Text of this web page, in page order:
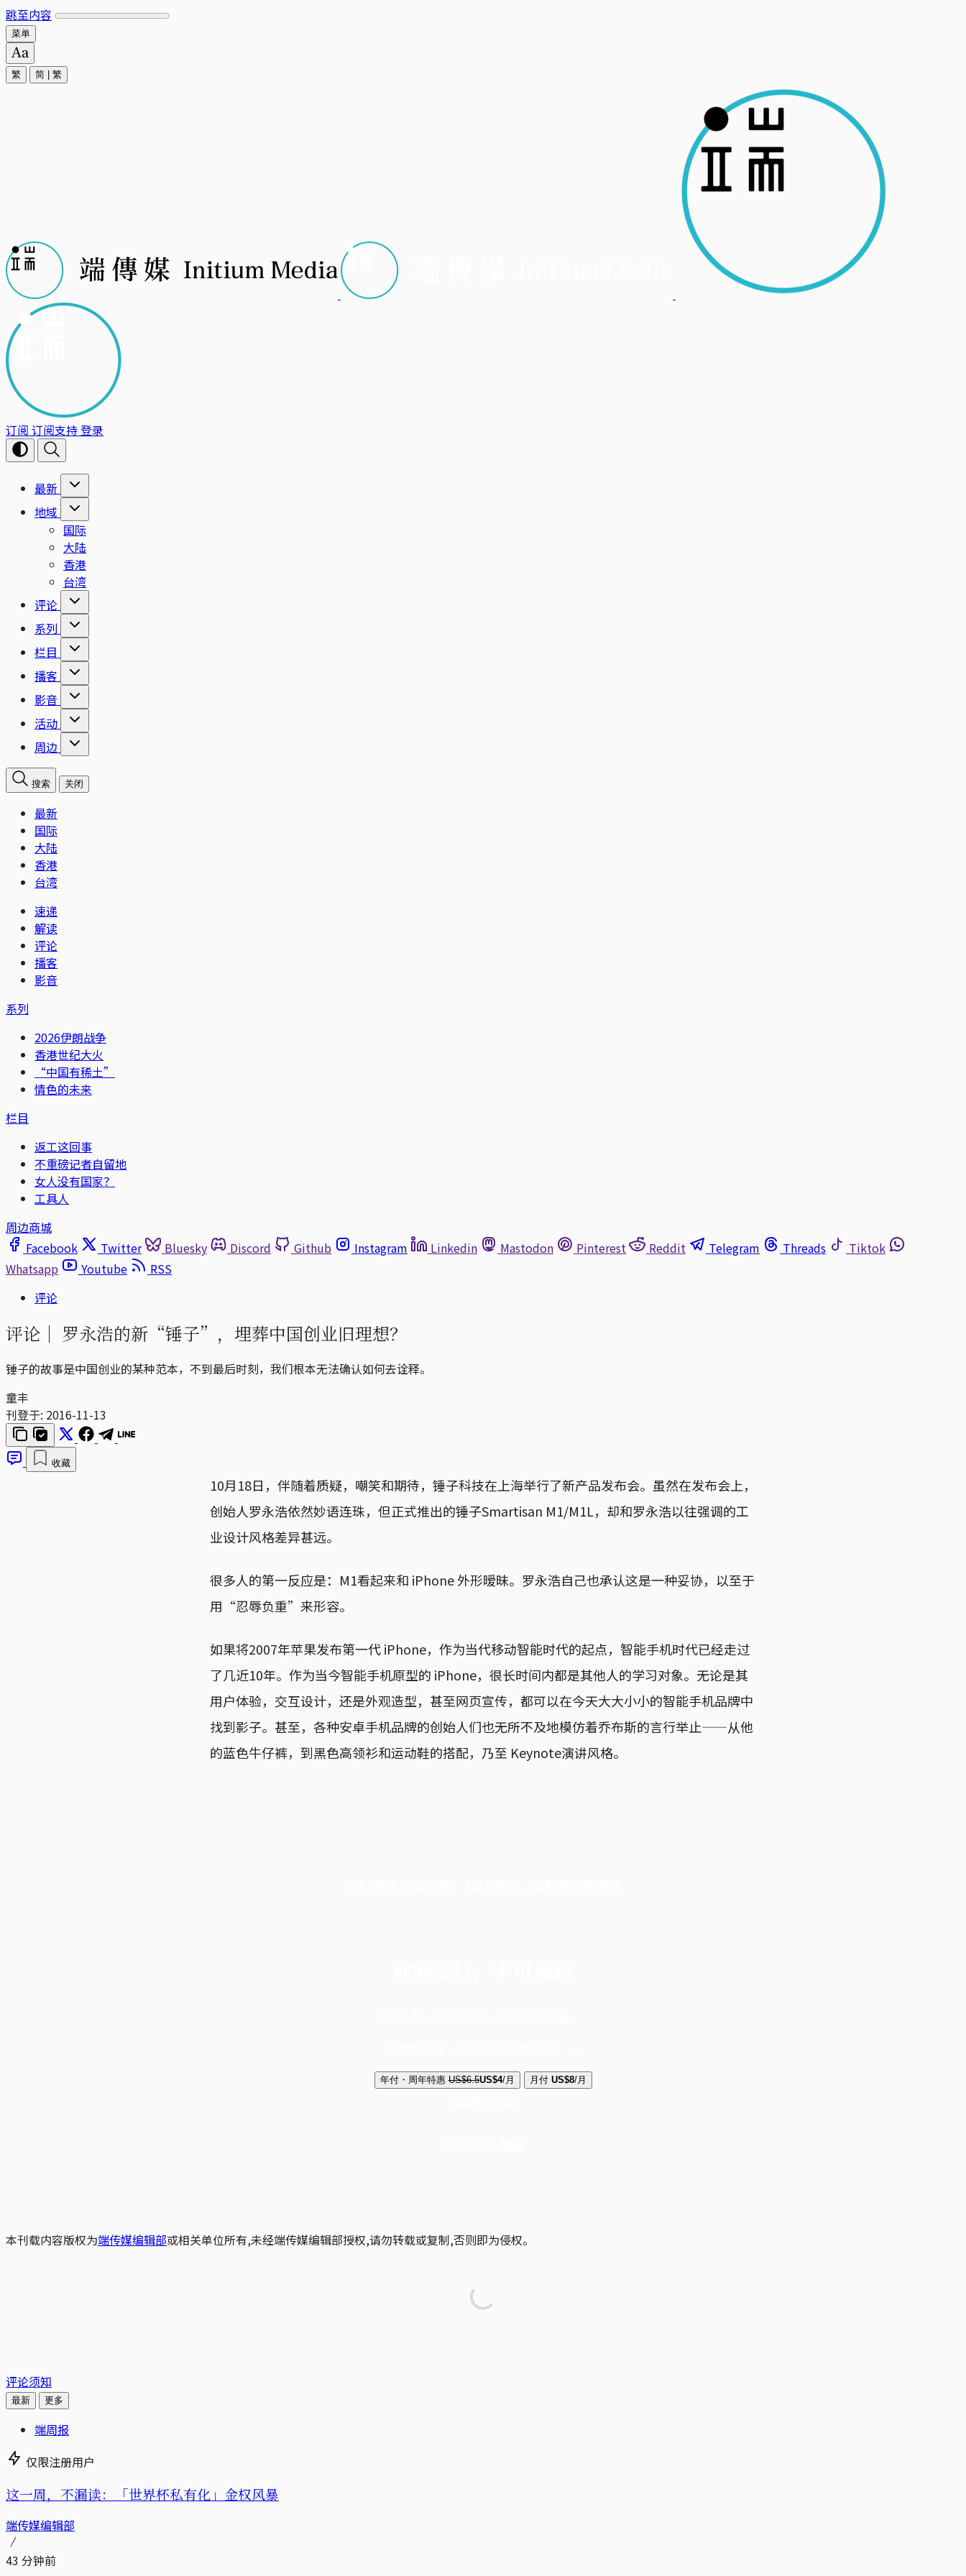
跳至内容
菜单
繁 简 繁
订阅 订阅支持登录
最新
地域
国际
大陆
香港
台湾
评论
系列
栏目
播客
影音
活动
周边
搜索 关闭
最新
国际
大陆
香港
台湾
速递
解读
评论
播客
影音
系列
2026伊朗战争
香港世纪大火
“中国有稀土”
情色的未来
栏目
返工这回事
不重磅记者自留地
女人没有国家？
工具人
周边商城
Facebook
Twitter Bluesky Discord Github Instagram Linkedin Mastodon Pinterest Reddit Telegram Threads
Tiktok
Whatsapp
Youtube
RSS
评论
评论｜ 罗永浩的新“锤子”，埋葬中国创业旧理想？
锤子的故事是中国创业的某种范本，不到最后时刻，我们根本无法确认如何去诠释。
童丰
刊登于: 2016-11-13
收藏
10月18日，伴随着质疑，嘲笑和期待，锤子科技在上海举行了新产品发布会。虽然在发布会上，
创始人罗永浩依然妙语连珠，但正式推出的锤子Smartisan M1/M1L，却和罗永浩以往强调的工
业设计风格差异甚远。
很多人的第一反应是：M1看起来和 iPhone 外形暧昧。罗永浩自己也承认这是一种妥协，以至于
用“忍辱负重”来形容。
如果将2007年苹果发布第一代 iPhone，作为当代移动智能时代的起点，智能手机时代已经走过
了几近10年。作为当今智能手机原型的 iPhone，很长时间内都是其他人的学习对象。无论是其
用户体验，交互设计，还是外观造型，甚至网页宣传，都可以在今天大大小小的智能手机品牌中
找到影子。甚至，各种安卓手机品牌的创始人们也无所不及地模仿着乔布斯的言行举止——从他
的蓝色牛仔裤，到黑色高领衫和运动鞋的搭配，乃至 Keynote演讲风格。
年付・周年特惠 US$6.5US$4/月 月付 US$8/月
本刊载内容版权为端传媒编辑部或相关单位所有,未经端传媒编辑部授权,请勿转载或复制,否则即为侵权。
评论须知
最新 更多
端周报
仅限注册用户
这一周，不漏读：「世界杯私有化」金权风暴
端传媒编辑部
43 分钟前